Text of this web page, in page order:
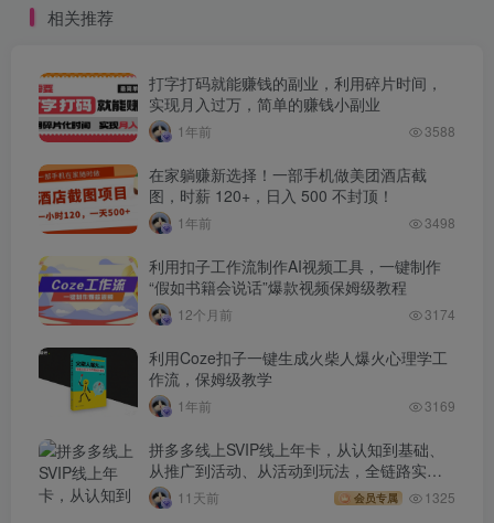
相关推荐
打字打码就能赚钱的副业，利用碎片时间，
实现月入过万，简单的赚钱小副业
1年前 3588
在家躺赚新选择！一部手机做美团酒店截
图，时薪 120+，日入 500 不封顶！
1年前 3498
利用扣子工作流制作AI视频工具，一键制作
“假如书籍会说话”爆款视频保姆级教程
12个月前 3174
利用Coze扣子一键生成火柴人爆火心理学工
作流，保姆级教学
1年前 3169
拼多多线上SVIP线上年卡，从认知到基础、
从推广到活动、从活动到玩法，全链路实战
(260730)
11天前 会员专属 1325